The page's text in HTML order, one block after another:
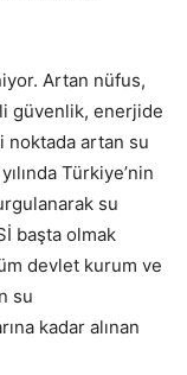
Artan nüfus,
güvenlik, enerjide
noktada artan su
Türkiye’nin
su
başta olmak
devlet kurum ve
su
kadar alınan